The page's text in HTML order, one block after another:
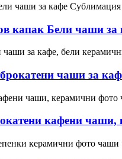
капак Бели чаши
чаши за
кафени